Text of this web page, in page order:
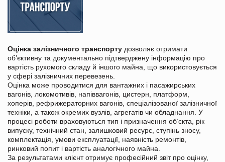
Оцінка залізничного транспорту дозволяє отримати
об’єктивну та документально підтверджену інформацію про
вартість рухомого складу й іншого майна, що використовується
у сфері залізничних перевезень.
Оцінка може проводитися для вантажних і пасажирських
вагонів, локомотивів, напіввагонів, цистерн, платформ,
хоперів, рефрижераторних вагонів, спеціалізованої залізничної
техніки, а також окремих вузлів, агрегатів чи обладнання. У
процесі роботи враховуються тип і призначення об’єкта, рік
випуску, технічний стан, залишковий ресурс, ступінь зносу,
комплектація, умови експлуатації, наявність ремонтів,
ринковий попит і вартість аналогічного майна.
За результатами клієнт отримує професійний звіт про оцінку,